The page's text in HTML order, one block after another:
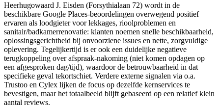
Heerhugowaard J. Eisden (Forsythialaan 72) wordt in de
beschikbare Google Places-beoordelingen overwegend positief
ervaren als loodgieter voor lekkages, rioolproblemen en
sanitair/badkamerrenovatie: klanten noemen snelle beschikbaarheid,
oplossingsgerichtheid bij onvoorziene issues en nette, zorgvuldige
oplevering. Tegelijkertijd is er ook een duidelijke negatieve
terugkoppeling over afspraak-nakoming (niet komen opdagen op
een afgesproken dag/tijd), waardoor de betrouwbaarheid in dat
specifieke geval tekortschiet. Verdere externe signalen via o.a.
Trustoo en Cylex lijken de focus op dezelfde kernservices te
bevestigen, maar het totaalbeeld blijft gebaseerd op een relatief klein
aantal reviews.